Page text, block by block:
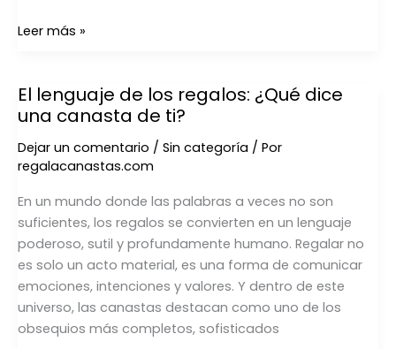
Leer más »
El lenguaje de los regalos: ¿Qué dice
una canasta de ti?
Dejar un comentario / Sin categoría / Por
regalacanastas.com
En un mundo donde las palabras a veces no son
suficientes, los regalos se convierten en un lenguaje
poderoso, sutil y profundamente humano. Regalar no
es solo un acto material, es una forma de comunicar
emociones, intenciones y valores. Y dentro de este
universo, las canastas destacan como uno de los
obsequios más completos, sofisticados
El
lenguaje
los
regalos:
¿Qué
dice
una
canasta
de
ti?